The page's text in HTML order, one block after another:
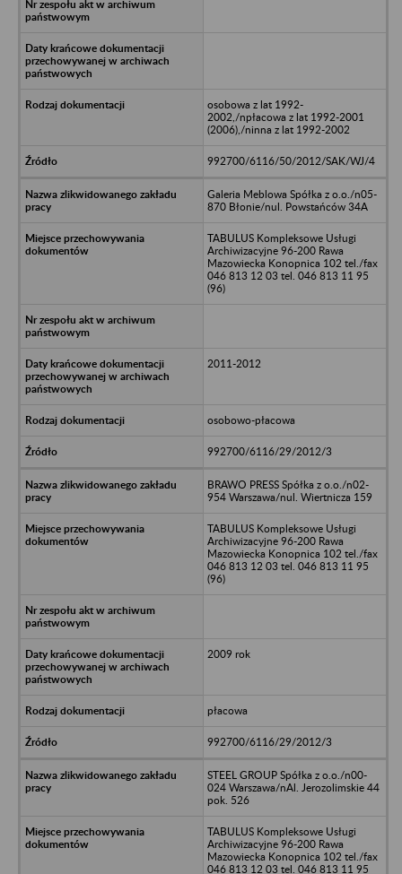
osobowa z lat 1992-
2002,/npłacowa z lat 1992-2001
(2006),/ninna z lat 1992-2002
992700/6116/50/2012/SAK/WJ/4
Galeria Meblowa Spółka z o.o./n05-
870 Błonie/nul. Powstańców 34A
TABULUS Kompleksowe Usługi
Archiwizacyjne 96-200 Rawa
Mazowiecka Konopnica 102 tel./fax
046 813 12 03 tel. 046 813 11 95
(96)
2011-2012
osobowo-płacowa
992700/6116/29/2012/3
BRAWO PRESS Spółka z o.o./n02-
954 Warszawa/nul. Wiertnicza 159
TABULUS Kompleksowe Usługi
Archiwizacyjne 96-200 Rawa
Mazowiecka Konopnica 102 tel./fax
046 813 12 03 tel. 046 813 11 95
(96)
2009 rok
płacowa
992700/6116/29/2012/3
STEEL GROUP Spółka z o.o./n00-
024 Warszawa/nAl. Jerozolimskie 44
pok. 526
TABULUS Kompleksowe Usługi
Archiwizacyjne 96-200 Rawa
Mazowiecka Konopnica 102 tel./fax
046 813 12 03 tel. 046 813 11 95